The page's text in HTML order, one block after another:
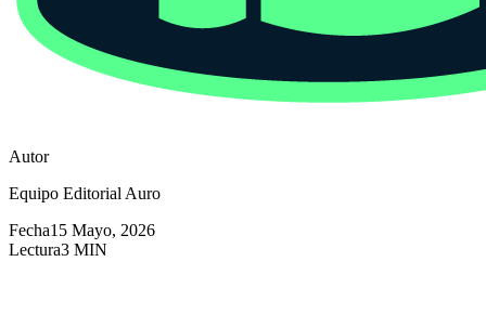
Autor
Equipo Editorial Auro
Fecha15 Mayo, 2026
Lectura3 MIN